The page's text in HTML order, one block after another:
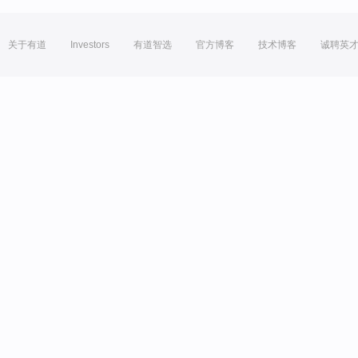
关于有道 Investors 有道智选 官方博客 技术博客 诚聘英才